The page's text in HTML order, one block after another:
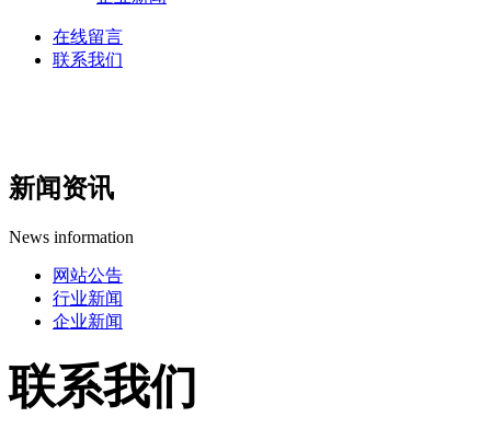
在线留言
联系我们
新闻资讯
News information
网站公告
行业新闻
企业新闻
联系我们